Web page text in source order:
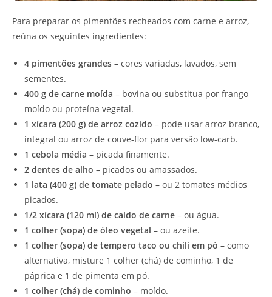
Para preparar os pimentões recheados com carne e arroz,
reúna os seguintes ingredientes:
4 pimentões grandes – cores variadas, lavados, sem
sementes.
400 g de carne moída – bovina ou substitua por frango
moído ou proteína vegetal.
1 xícara (200 g) de arroz cozido – pode usar arroz branco,
integral ou arroz de couve-flor para versão low-carb.
1 cebola média – picada finamente.
2 dentes de alho – picados ou amassados.
1 lata (400 g) de tomate pelado – ou 2 tomates médios
picados.
1/2 xícara (120 ml) de caldo de carne – ou água.
1 colher (sopa) de óleo vegetal – ou azeite.
1 colher (sopa) de tempero taco ou chili em pó – como
alternativa, misture 1 colher (chá) de cominho, 1 de
páprica e 1 de pimenta em pó.
1 colher (chá) de cominho – moído.